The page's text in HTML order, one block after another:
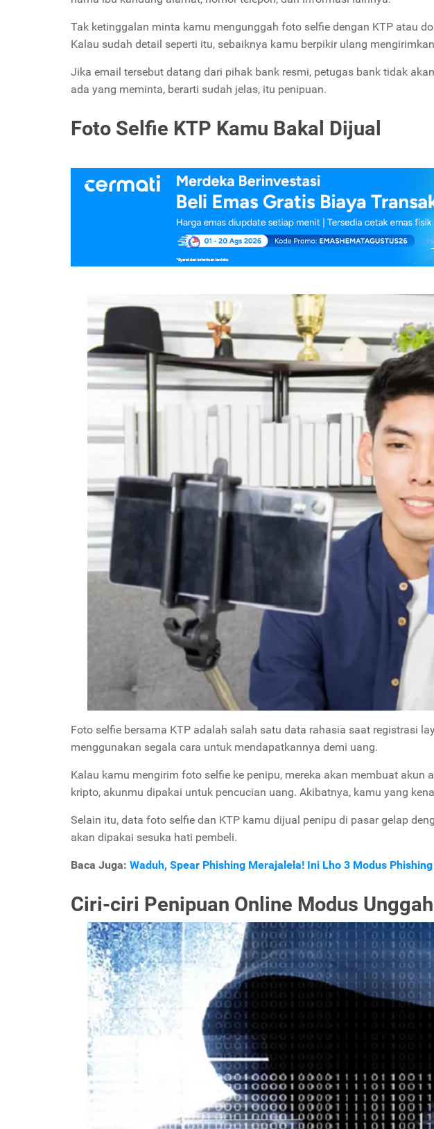
Tak ketinggalan minta kamu mengunggah foto selfie dengan KTP atau
Kalau sudah detail seperti itu, sebaiknya kamu berpikir ulang
Jika email tersebut datang dari pihak bank resmi, petugas bank tidak
ada yang meminta, berarti sudah jelas, itu penipuan.
Foto Selfie KTP Kamu Bakal Dijual
Foto selfie bersama KTP adalah salah satu data rahasia saat registrasi
menggunakan segala cara untuk mendapatkannya demi uang.
Kalau kamu mengirim foto selfie ke penipu, mereka akan membuat
kripto, akunmu dipakai untuk pencucian uang. Akibatnya, kamu yang
Selain itu, data foto selfie dan KTP kamu dijual penipu di pasar gelap
akan dipakai sesuka hati pembeli.
Baca Juga: Waduh, Spear Phishing Merajalela! Ini Lho 3 Modus
Ciri-ciri Penipuan Online Modus